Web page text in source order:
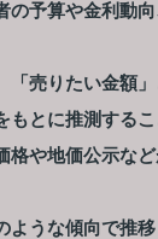
予算や金利動
売りたい金額
とに推測するこ
や地価公示な
うな傾向で推